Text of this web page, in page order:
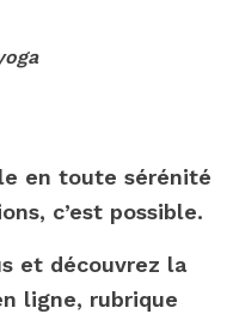
en toute sérénité
c’est possible.
et découvrez la
ligne, rubrique